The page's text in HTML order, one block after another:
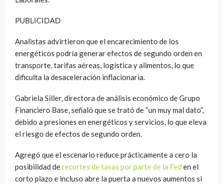
PUBLICIDAD
Analistas advirtieron que el encarecimiento de los
energéticos podría generar efectos de segundo orden en
transporte, tarifas aéreas, logística y alimentos, lo que
dificulta la desaceleración inflacionaria.
Gabriela Siller, directora de análisis económico de Grupo
Financiero Base, señaló que se trató de “un muy mal dato”,
debido a presiones en energéticos y servicios, lo que eleva
el riesgo de efectos de segundo orden.
Agregó que el escenario reduce prácticamente a cero la
posibilidad derecortes de tasas por parte de la Fed en el
corto plazo e incluso abre la puerta a nuevos aumentos si